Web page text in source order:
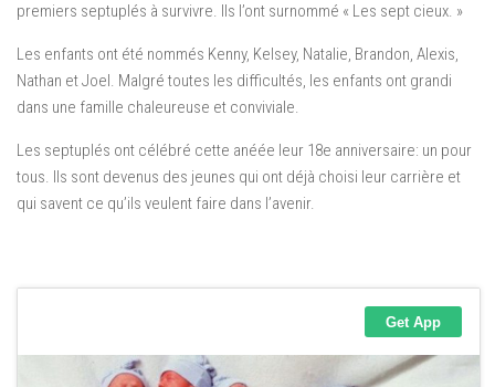
premiers septuplés à survivre. Ils l’ont surnommé « Les sept cieux. »
Les enfants ont été nommés Kenny, Kelsey, Natalie, Brandon, Alexis,
Nathan et Joel. Malgré toutes les difficultés, les enfants ont grandi
dans une famille chaleureuse et conviviale.
Les septuplés ont célébré cette anéée leur 18e anniversaire: un pour
tous. Ils sont devenus des jeunes qui ont déjà choisi leur carrière et
qui savent ce qu’ils veulent faire dans l’avenir.